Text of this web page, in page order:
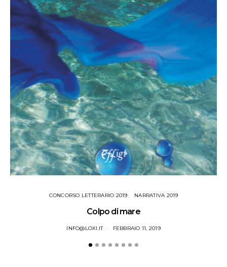
CONCORSO LETTERARIO 2019 NARRATIVA 2019
Colpo di mare
INFO@LOXI.IT FEBBRAIO 11, 2019